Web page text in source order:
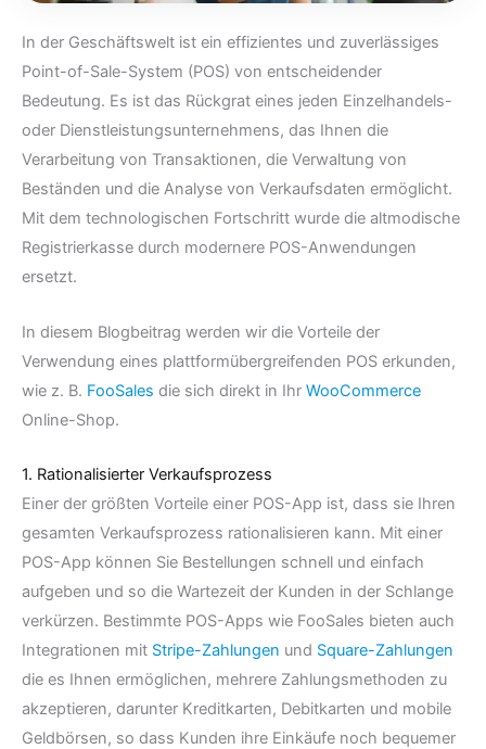
In der Geschäftswelt ist ein effizientes und zuverlässiges
Point-of-Sale-System (POS) von entscheidender
Bedeutung. Es ist das Rückgrat eines jeden Einzelhandels-
oder Dienstleistungsunternehmens, das Ihnen die
Verarbeitung von Transaktionen, die Verwaltung von
Beständen und die Analyse von Verkaufsdaten ermöglicht.
Mit dem technologischen Fortschritt wurde die altmodische
Registrierkasse durch modernere POS-Anwendungen
ersetzt.
In diesem Blogbeitrag werden wir die Vorteile der
Verwendung eines plattformübergreifenden POS erkunden,
wie z. B. FooSales die sich direkt in Ihr WooCommerce
Online-Shop.
1. Rationalisierter Verkaufsprozess
Einer der größten Vorteile einer POS-App ist, dass sie Ihren
gesamten Verkaufsprozess rationalisieren kann. Mit einer
POS-App können Sie Bestellungen schnell und einfach
aufgeben und so die Wartezeit der Kunden in der Schlange
verkürzen. Bestimmte POS-Apps wie FooSales bieten auch
Integrationen mit Stripe-Zahlungen und Square-Zahlungen
die es Ihnen ermöglichen, mehrere Zahlungsmethoden zu
akzeptieren, darunter Kreditkarten, Debitkarten und mobile
Geldbörsen, so dass Kunden ihre Einkäufe noch bequemer